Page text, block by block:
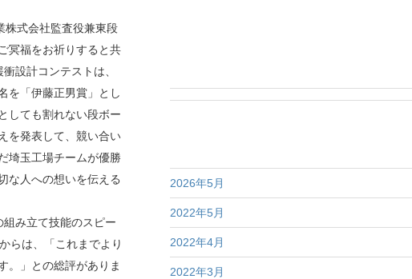
株式会社監査役兼東段
冥福をお祈りすると共
設計コンテストは、
を「伊藤正男賞」とし
しても割れない段ボー
を発表して、競い合い
埼玉工場チームが優勝
な人への想いを伝える
み立て技能のスピー
らは、「これまでより
。」との総評がありま
2026年5月
2022年5月
2022年4月
2022年3月